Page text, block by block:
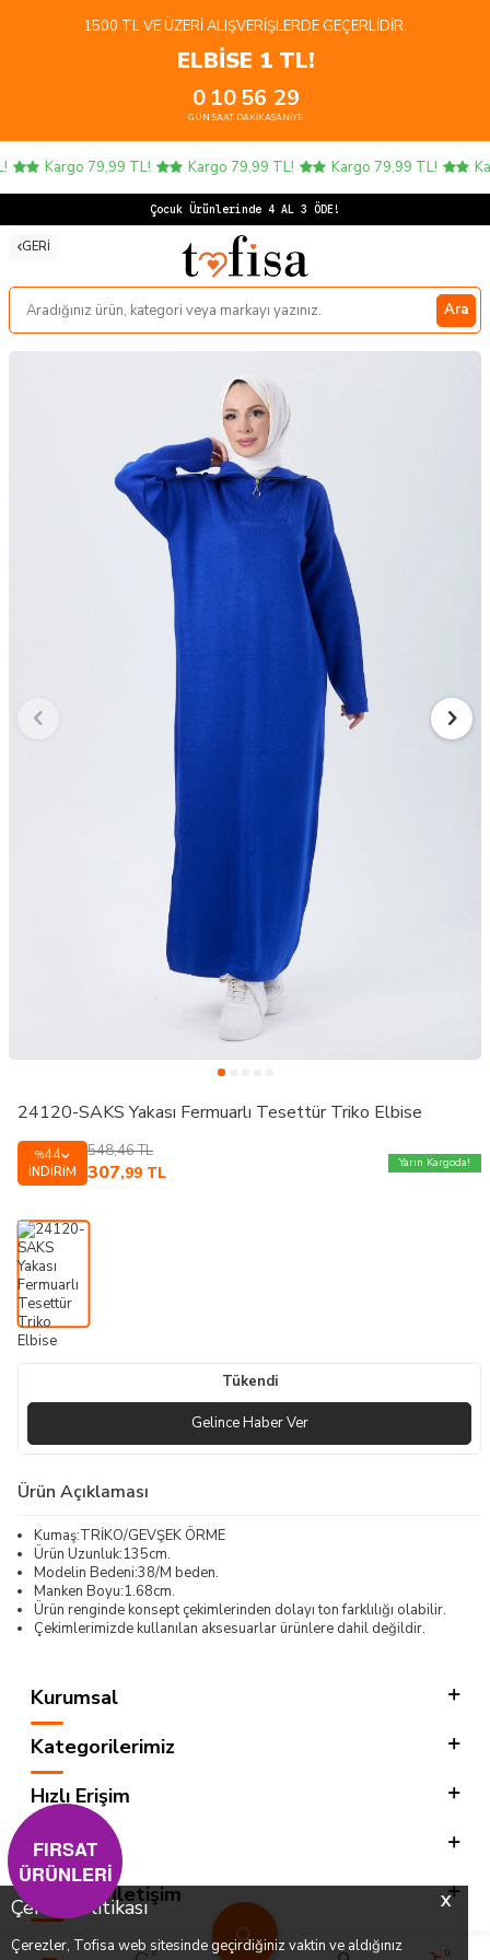
X
Çerez Politikası
Çerezler, Tofisa web sitesinde geçirdiğiniz vaktin ve aldığınız
1500 TL VE ÜZERI ALIŞVERIŞLERDE GEÇERLIDIR.
ELBİSE 1 TL!
0
GÜN
10
SAAT
56
DAKIKA
29
SANIYE
Kargo 79,99 TL! Kargo 79,99 TL! Kargo 79,99 TL!
Çocuk Ürünlerinde 4 AL 3 ÖDE!
GERI
Ara
0 0
24120-SAKS Yakası Fermuarlı Tesettür Triko Elbise
%44
İNDIRIM
548,46TL
307,99 TL
Yarın Kargoda!
Tükendi
Gelince Haber Ver
Ürün Açıklaması
Kumaş:TRİKO/GEVŞEK ÖRME
Ürün Uzunluk:135cm.
Modelin Bedeni:38/M beden.
Manken Boyu:1.68cm.
Ürün renginde konsept çekimlerinden dolayı ton farklılığı olabilir.
Çekimlerimizde kullanılan aksesuarlar ürünlere dahil değildir.
Kurumsal
Kategorilerimiz
Hızlı Erişim
Sosyal
Adres & İletişim
FIRSAT
ÜRÜNLERİ